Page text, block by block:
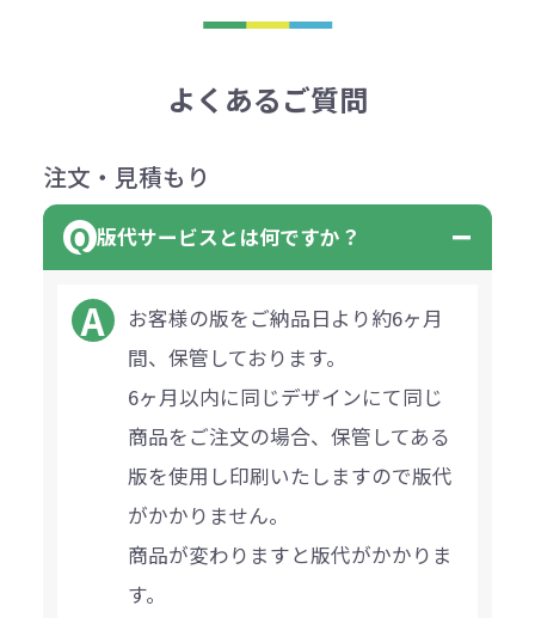
よくあるご質問
注文・見積もり
版代サービスとは何ですか？
お客様の版をご納品日より約6ヶ月
間、保管しております。
6ヶ月以内に同じデザインにて同じ
商品をご注文の場合、保管してある
版を使用し印刷いたしますので版代
がかかりません。
商品が変わりますと版代がかかりま
す。